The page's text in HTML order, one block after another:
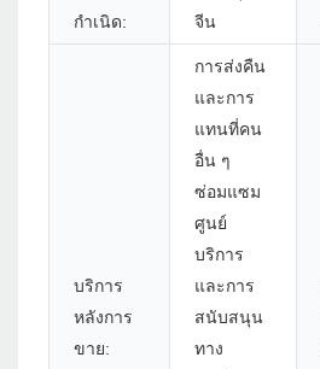
กำเนิด:
จีน
บริการ
หลังการ
ขาย:
การส่งคืน
และการ
แทนที่คน
อื่น ๆ
ซ่อมแซม
ศูนย์
บริการ
และการ
สนับสนุน
ทาง